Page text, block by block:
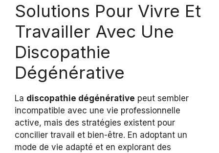
Solutions Pour Vivre Et
Travailler Avec Une
Discopathie
Dégénérative
La discopathie dégénérative peut sembler
incompatible avec une vie professionnelle
active, mais des stratégies existent pour
concilier travail et bien-être. En adoptant un
mode de vie adapté et en explorant des